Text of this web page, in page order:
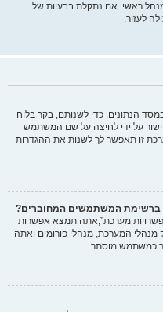
ראשי. אם נתקלת בבעיות של
לעזור.
הנתונים. כדי לשנותם, בקר בלוח
על ידי לחיצה על שם המשתמש
זו תאפשר לך לשנות את ההגדרות
ברשימת המשתמשים המחוברים?
מערכת”,אתה תמצא אפשרות
מנהלי המערכת, מנהלי פורומים ואתה
כמשתמש מוסתר.